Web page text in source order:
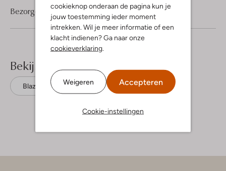
cookieknop onderaan de pagina kun je
jouw toestemming ieder moment
intrekken. Wil je meer informatie of een
klacht indienen? Ga naar onze
cookieverklaring.
Weigeren Accepteren
Cookie-instellingen
Bezorgen & retourneren
Bekijk meer
Blazers Mos Mosh Katoen